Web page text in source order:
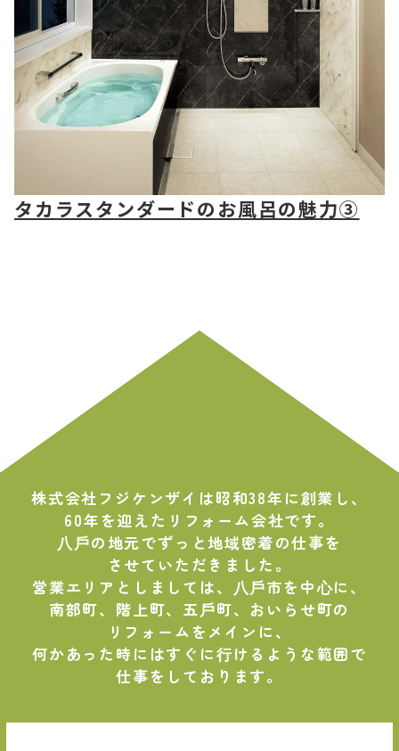
タカラスタンダードのお風呂の魅力③
株式会社フジケンザイは昭和38年に創業し、
60年を迎えたリフォーム会社です。
⼋⼾の地元でずっと地域密着の仕事を
させていただきました。
営業エリアとしましては、⼋⼾市を中⼼に、
南部町、階上町、五⼾町、おいらせ町の
リフォームをメインに、
何かあった時にはすぐに⾏けるような範囲で
仕事をしております。